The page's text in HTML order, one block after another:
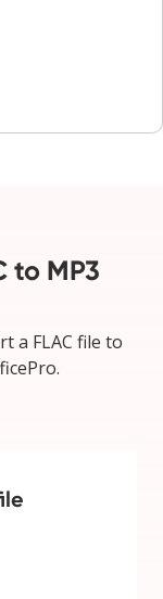
to MP3
a FLAC file to